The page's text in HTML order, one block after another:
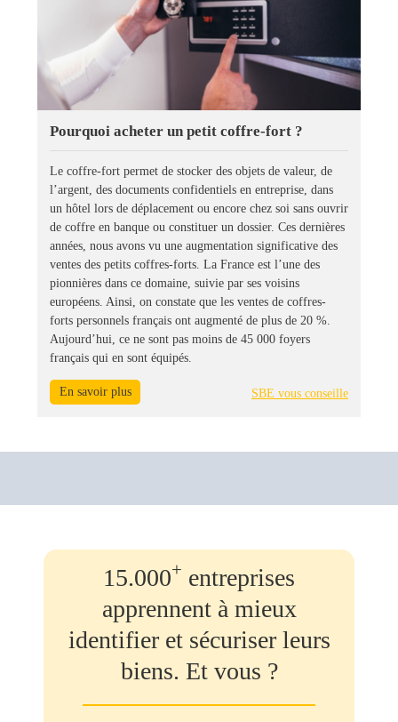
Pourquoi acheter un petit coffre-fort ?
Le coffre-fort permet de stocker des objets de valeur, de
l’argent, des documents confidentiels en entreprise, dans
un hôtel lors de déplacement ou encore chez soi sans ouvrir
de coffre en banque ou constituer un dossier. Ces dernières
années, nous avons vu une augmentation significative des
ventes des petits coffres-forts. La France est l’une des
pionnières dans ce domaine, suivie par ses voisins
européens. Ainsi, on constate que les ventes de coffres-
forts personnels français ont augmenté de plus de 20 %.
Aujourd’hui, ce ne sont pas moins de 45 000 foyers
français qui en sont équipés.
En savoir plus SBE vous conseille
15.000+ entreprises
apprennent à mieux
identifier et sécuriser leurs
biens. Et vous ?